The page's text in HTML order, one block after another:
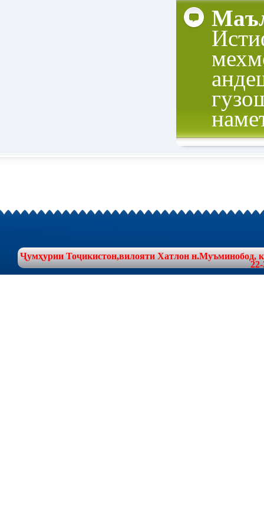
Ҷумҳурии Тоҷикистон,вилояти Хатлон н.Муъминобод,